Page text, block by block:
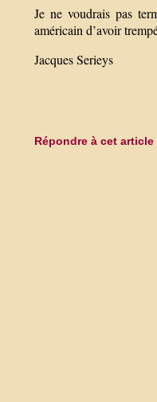
Je ne voudrais pas
américain d’avoir
Jacques Serieys
Répondre à cet article